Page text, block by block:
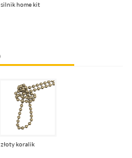
silnik home kit
złoty koralik